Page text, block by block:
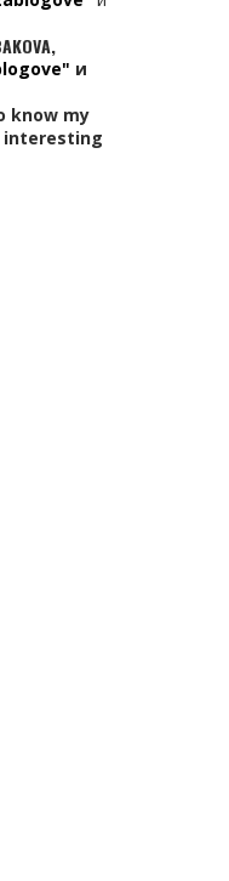
и
know my
interesting